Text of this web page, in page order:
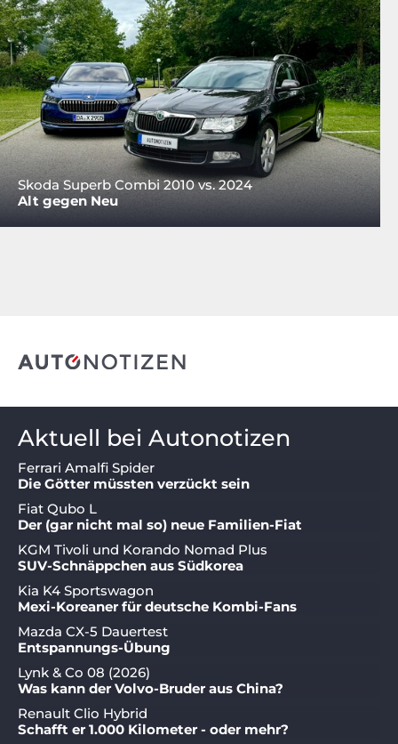
Skoda Superb Combi 2010 vs. 2024
Alt gegen Neu
Aktuell bei Autonotizen
Ferrari Amalfi Spider
Die Götter müssten verzückt sein
Fiat Qubo L
Der (gar nicht mal so) neue Familien-Fiat
KGM Tivoli und Korando Nomad Plus
SUV-Schnäppchen aus Südkorea
Kia K4 Sportswagon
Mexi-Koreaner für deutsche Kombi-Fans
Mazda CX-5 Dauertest
Entspannungs-Übung
Lynk & Co 08 (2026)
Was kann der Volvo-Bruder aus China?
Renault Clio Hybrid
Schafft er 1.000 Kilometer - oder mehr?